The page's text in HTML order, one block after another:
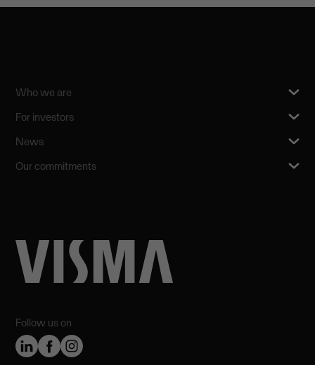
Follow us on
Who we are
For investors
News
Our commitments